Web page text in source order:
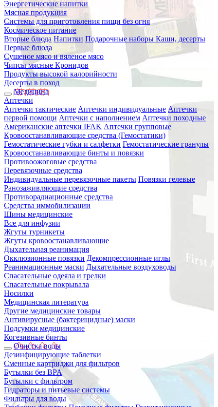
Энергетические напитки
Мясная продукция
Системы для приготовления пищи без огня
Космическое питание
Вторые блюда Напитки Подарочные наборы Каши, десерты
Первые блюда
Сушеное мясо и вяленое мясо
Чипсы мясные Кронидов
Продукты высокой калорийности
Десерты в поход
Медицина
Аптечки
Аптечки тактические Аптечки индивидуальные Аптечки
первой помощи Аптечки с наполнением Аптечки походные
Американские аптечки IFAK Аптечки групповые
Кровоостанавливающие средства (Гемостатики)
Гемостатические губки и салфетки Гемостатические гранулы
Кровоостанавливающие бинты и повязки
Противоожоговые средства
Перевязочные средства
Индивидуальные перевязочные пакеты Повязки гелевые
Ранозаживляющие средства
Противорадиационные средства
Средства иммобилизации
Шины медицинские
Все для инфузии
Жгуты турникеты
Жгуты кровоостанавливающие
Дыхательная реанимация
Окклюзионные повязки Декомпрессионные иглы
Реанимационные маски Дыхательные воздуховоды
Спасательные одеяла и грелки
Спасательные покрывала
Носилки
Медицинская литература
Другие медицинские товары
Антивирусные (бактерицидные) маски
Подсумки медицинские
Когезивные бинты
Очистка воды
Дезинфицирующие таблетки
Сменные картриджи для фильтров
Бутылки без BPA
Бутылки с фильтром
Гидраторы и питьевые системы
Фильтры для воды